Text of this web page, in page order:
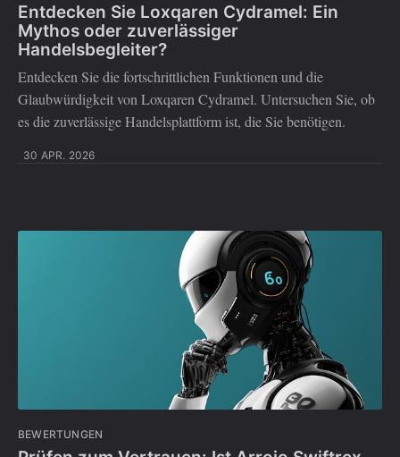
Entdecken Sie Loxqaren Cydramel: Ein
Mythos oder zuverlässiger
Handelsbegleiter?
Entdecken Sie die fortschrittlichen Funktionen und die
Glaubwürdigkeit von Loxqaren Cydramel. Untersuchen Sie, ob
es die zuverlässige Handelsplattform ist, die Sie benötigen.
30 APR. 2026
BEWERTUNGEN